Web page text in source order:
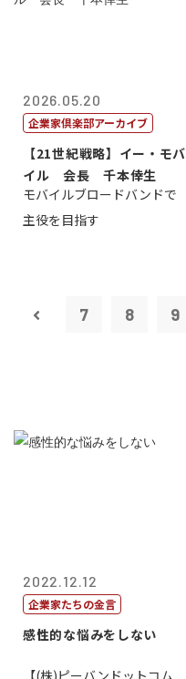
2026.05.20
企業家倶楽部アーカイブ
【21世紀戦略】イー・モバ
イル 会長 千本倖生
モバイルブロードバンドで
主役を目指す
7 8 9
2022.12.12
企業家たちの金言
感性的な悩みをしない
【(株)ピーバンドットコム